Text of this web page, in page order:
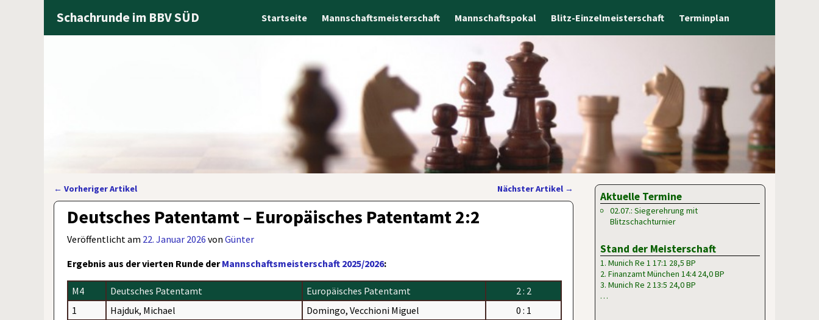
Schachrunde im BBV SÜD Startseite Mannschaftsmeisterschaft Mannschaftspokal Blitz-Einzelmeisterschaft Terminplan
Artikelnavigation
← Vorheriger Artikel Nächster Artikel →
Deutsches Patentamt – Europäisches Patentamt 2:2
Veröffentlicht am 22. Januar 2026 vonGünter
Ergebnis aus der vierten Runde derMannschaftsmeisterschaft 2025/2026:
M4 Deutsches Patentamt Europäisches Patentamt
2 : 2
1
Hajduk, Michael Domingo, Vecchioni Miguel
0 : 1
Aktuelle Termine
02.07.: Siegerehrung mit
Blitzschachturnier
Stand der Meisterschaft
1. Munich Re 1 17:1 28,5 BP
2. Finanzamt München 14:4 24,0 BP
3. Munich Re 2 13:5 24,0 BP
…